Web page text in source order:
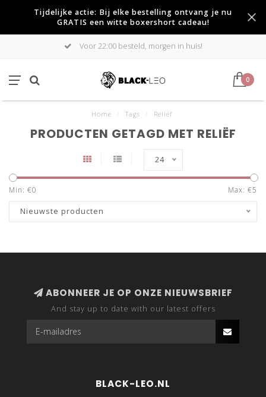
Tijdelijke actie: Bij elke bestelling ontvang je nu
GRATIS een witte boxershort cadeau!
Voor 22:00 besteld, morgen in huis!
0
Home Tags Reliëf
PRODUCTEN GETAGD MET RELIËF
24
Min: €0 Max: €5
Nieuwste producten
ABONNEER JE OP ONZE NIEUWSBRIEF
And stay up to date with our latest offers
BLACK-LEO.NL